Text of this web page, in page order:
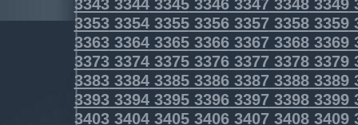
3353335433553356335733583359
3363336433653366336733683369
3373337433753376337733783379
3383338433853386338733883389
3393339433953396339733983399
3403340434053406340734083409